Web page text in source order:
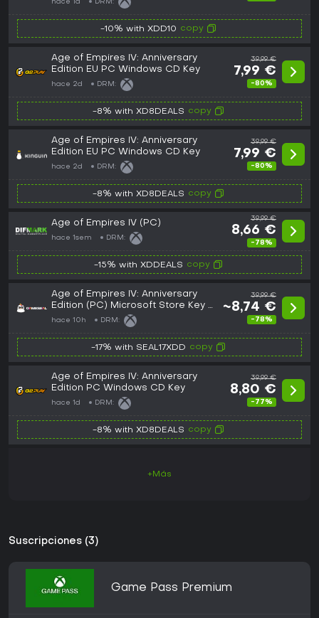
hace 1d DRM:
-10% with XDD10 copy
Age of Empires IV: Anniversary
Edition EU PC Windows CD Key
hace 2d DRM:
39,99 €
7,99 €
-80%
-8% with XD8DEALS copy
Age of Empires IV: Anniversary
Edition EU PC Windows CD Key
hace 2d DRM:
39,99 €
7,99 €
-80%
-8% with XD8DEALS copy
Age of Empires IV (PC)
hace 1sem DRM:
39,99 €
8,66 €
-78%
-15% with XDDEALS copy
Age of Empires IV: Anniversary
Edition (PC) Microsoft Store Key -
EU
hace 10h DRM:
39,99 €
~8,74 €
-78%
-17% with SEAL17XDD copy
Age of Empires IV: Anniversary
Edition PC Windows CD Key
hace 1d DRM:
39,99 €
8,80 €
-77%
-8% with XD8DEALS copy
+Más
Suscripciones (3)
Game Pass Premium